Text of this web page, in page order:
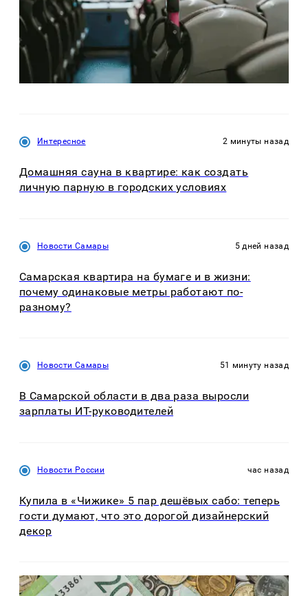
Интересное 2 минуты назад
Домашняя сауна в квартире: как создать
личную парную в городских условиях
Новости Самары 5 дней назад
Самарская квартира на бумаге и в жизни:
почему одинаковые метры работают по-
разному?
Новости Самары 51 минуту назад
В Самарской области в два раза выросли
зарплаты ИТ-руководителей
Новости России час назад
Купила в «Чижике» 5 пар дешёвых сабо: теперь
гости думают, что это дорогой дизайнерский
декор